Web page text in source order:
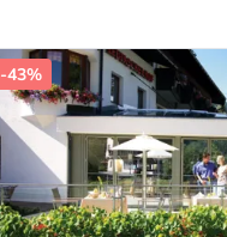
-43%